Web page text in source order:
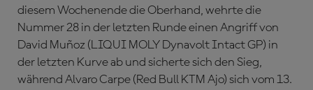
diesem Wochenende die Oberhand, wehrte die
Nummer 28 in der letzten Runde einen Angriff von
David Muñoz (LIQUI MOLY Dynavolt Intact GP) in
der letzten Kurve ab und sicherte sich den Sieg,
während Alvaro Carpe (Red Bull KTM Ajo) sich vom 13.